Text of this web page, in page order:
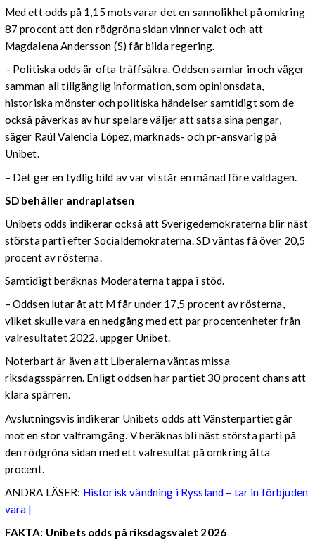
Med ett odds på 1,15 motsvarar det en sannolikhet på omkring
87 procent att den rödgröna sidan vinner valet och att
Magdalena Andersson (S) får bilda regering.
– Politiska odds är ofta träffsäkra. Oddsen samlar in och väger
samman all tillgänglig information, som opinionsdata,
historiska mönster och politiska händelser samtidigt som de
också påverkas av hur spelare väljer att satsa sina pengar,
säger Raúl Valencia López, marknads- och pr-ansvarig på
Unibet.
– Det ger en tydlig bild av var vi står en månad före valdagen.
SD behåller andraplatsen
Unibets odds indikerar också att Sverigedemokraterna blir näst
största parti efter Socialdemokraterna. SD väntas få över 20,5
procent av rösterna.
Samtidigt beräknas Moderaterna tappa i stöd.
– Oddsen lutar åt att M får under 17,5 procent av rösterna,
vilket skulle vara en nedgång med ett par procentenheter från
valresultatet 2022, uppger Unibet.
Noterbart är även att Liberalerna väntas missa
riksdagsspärren. Enligt oddsen har partiet 30 procent chans att
klara spärren.
Avslutningsvis indikerar Unibets odds att Vänsterpartiet går
mot en stor valframgång. V beräknas bli näst största parti på
den rödgröna sidan med ett valresultat på omkring åtta
procent.
ANDRA LÄSER: Historisk vändning i Ryssland – tar in förbjuden
vara |
FAKTA: Unibets odds på riksdagsvalet 2026